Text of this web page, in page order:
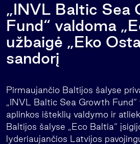
„INVL Baltic Sea
Fund“ valdoma
užbaigė „Eko
sandorį
Pirmaujančio Baltijos šalyse
„INVL Baltic Sea Growth
aplinkos išteklių valdymo ir
Baltijos šalyse „Eco Baltia“
lyderiaujančios Latvijos